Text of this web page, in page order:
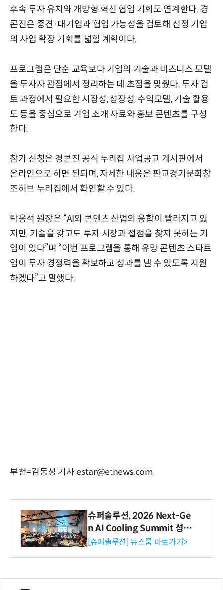
후속 투자 유치와 개방형 혁신 협업 기회도 연계한다. 경
콘진은 중견·대기업과 협업 가능성을 검토해 선정 기업
의 사업 확장 기회를 넓힐 계획이다.
프로그램은 단순 교육보다 기업의 기술과 비즈니스 모델
을 투자자 관점에서 정리하는 데 초점을 맞췄다. 투자 검
토 과정에서 필요한 시장성, 성장성, 수익모델, 기술 활용
도 등을 중심으로 기업 소개 자료와 홍보 콘텐츠를 구성
한다.
참가 신청은 경콘진 공식 누리집 사업공고 게시판에서
온라인으로 하면 된되며, 자세한 내용은 판교경기문화창
조허브 누리집에서 확인할 수 있다.
탁용석 원장은 “AI와 콘텐츠 산업의 융합이 빨라지고 있
지만, 기술을 갖고도 투자 시장과 접점을 찾지 못하는 기
업이 있다”며 “이번 프로그램을 통해 유망 콘텐츠 스타트
업이 투자 경쟁력을 확보하고 성과를 낼 수 있도록 지원
하겠다”고 말했다.
부천=김동성 기자 estar@etnews.com
슈퍼솔루션, 2026 Next-Ge
n AI Cooling Summit 성황
리 성료
[슈퍼솔루션] 뉴스룸 바로가기>